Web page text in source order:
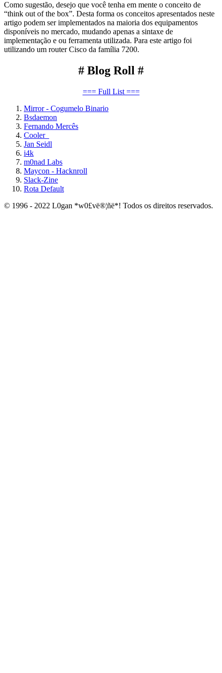
Como sugestão, desejo que você tenha em mente o conceito de
“think out of the box”. Desta forma os conceitos apresentados neste
artigo podem ser implementados na maioria dos equipamentos
disponíveis no mercado, mudando apenas a sintaxe de
implementação e ou ferramenta utilizada. Para este artigo foi
utilizando um router Cisco da família 7200.
# Blog Roll #
=== Full List ===
Mirror - Cogumelo Binario
Bsdaemon
Fernando Mercês
Cooler_
Jan Seidl
i4k
m0nad Labs
Maycon - Hacknroll
Slack-Zine
Rota Default
© 1996 - 2022 L0gan *w0£vë®¦ñë*! Todos os direitos reservados.